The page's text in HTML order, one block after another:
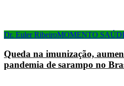
Dr. Euler RibeiroMOMENTO
Queda na imunização,
pandemia de sarampo no